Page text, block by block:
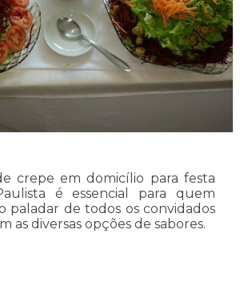
crepe em domicílio para festa
é essencial para quem
paladar de todos os convidados
as diversas opções de sabores.